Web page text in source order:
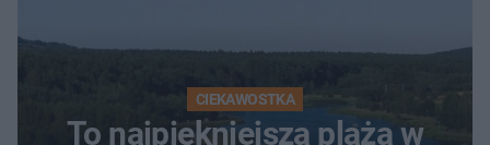
CIEKAWOSTKA
To najpiękniejsza plaża w